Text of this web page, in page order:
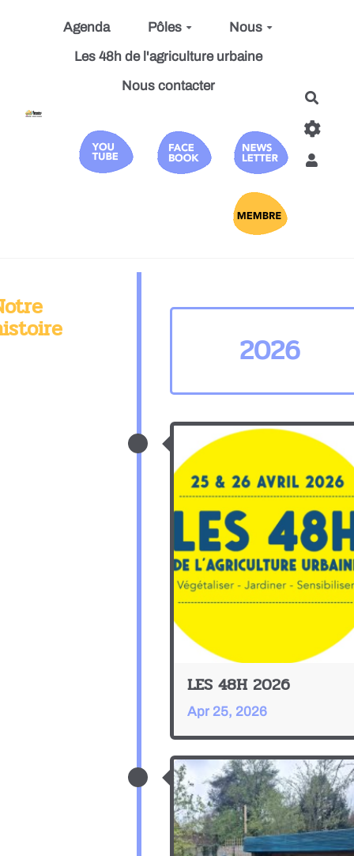
Aller au contenu principal
Agenda Pôles
Nous
Les 48h de l'agriculture urbaine
Nous contacter
2026
LES 48H 2026
Apr 25, 2026